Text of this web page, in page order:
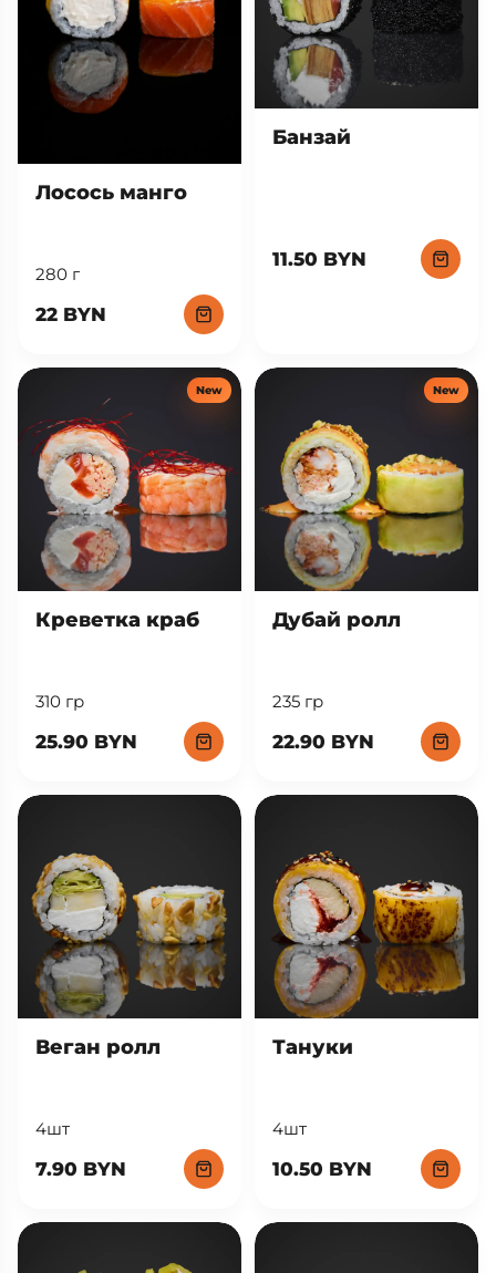
Лосось манго
280 г
22 BYN
Банзай
11.50 BYN
New
Креветка краб
310 гр
25.90 BYN
New
Дубай ролл
235 гр
22.90 BYN
Веган ролл
4шт
7.90 BYN
Тануки
4шт
10.50 BYN